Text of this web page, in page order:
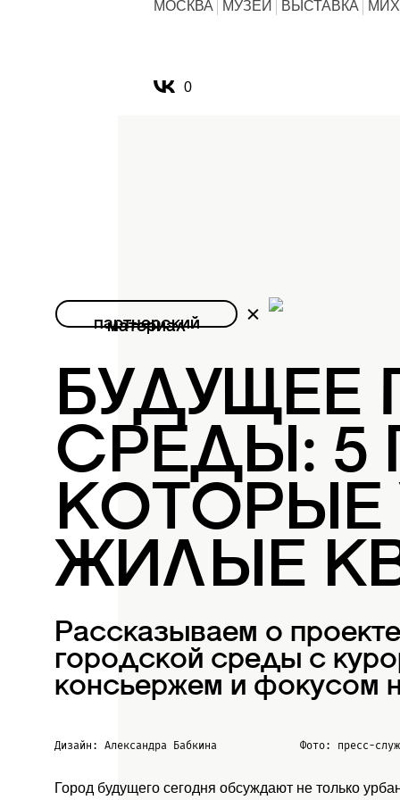
МОСКВА МУЗЕЙ ВЫСТАВКА
0
партнерский
материал
БУДУЩЕЕ
СРЕДЫ: 5
ЖИЛЫЕ
Рассказываем о
городской среды с
консьержем и фокусом
Дизайн: Александра Бабкина Фото: пресс-
Город будущего сегодня обсуждают не только